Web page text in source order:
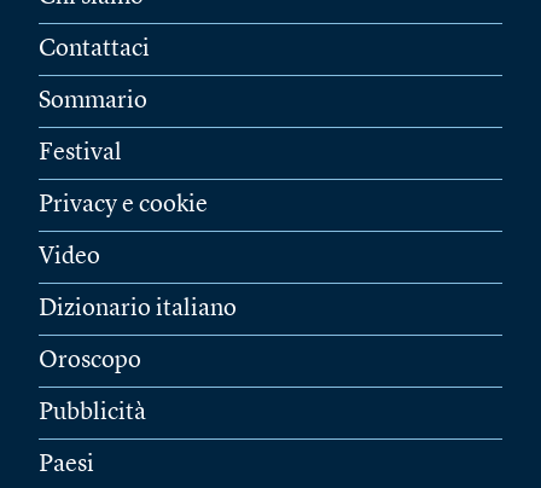
Contattaci
Sommario
Festival
Privacy e cookie
Video
Dizionario italiano
Oroscopo
Pubblicità
Paesi